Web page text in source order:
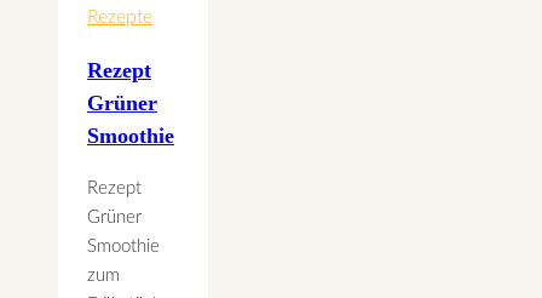
Rezepte
Rezept
Grüner
Smoothie
Rezept
Grüner
Smoothie
zum